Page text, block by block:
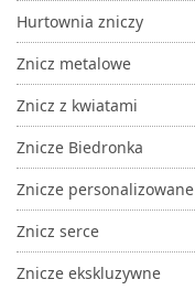
Hurtownia zniczy
Znicz metalowe
Znicz z kwiatami
Znicze Biedronka
Znicze personalizowane
Znicz serce
Znicze ekskluzywne